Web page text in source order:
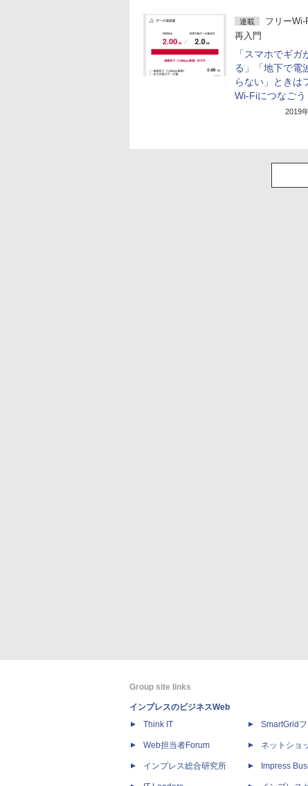
連載
フリーWi-
再入門
「スマホでギガ
る」「地下で電
らない」ときは
Wi-Fiにつなごう
2019
Group site links
インプレスのビジネスWeb
Think IT
Web担当者Forum
インプレス総合研究所
SmartGrid
ネットショ
Impress